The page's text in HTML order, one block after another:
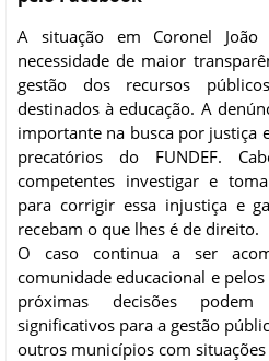
A situação em Coronel
necessidade de maior
gestão dos recursos
destinados à educação. A
importante na busca por justiça
precatórios do FUNDEF.
competentes investigar e
para corrigir essa injustiça e
recebam o que lhes é de direito.
O caso continua a ser
comunidade educacional e
próximas decisões podem
significativos para a gestão
outros municípios com situações